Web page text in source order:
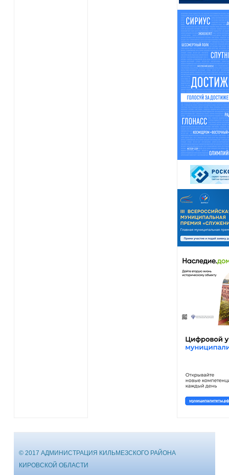
© 2017 АДМИНИСТРАЦИЯ КИЛЬМЕЗСКОГО РАЙОНА
КИРОВСКОЙ ОБЛАСТИ